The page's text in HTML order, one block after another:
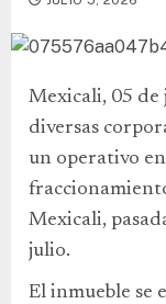
Mexicali, 05 de
diversas
un operativo
Mexicali,
julio.
El inmueble se